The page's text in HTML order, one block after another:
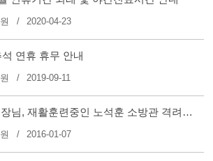
2020-04-23
연휴 휴무 안내
2019-09-11
, 재활훈련중인 노석훈 소방관 격려차 본원 방..
2016-01-07